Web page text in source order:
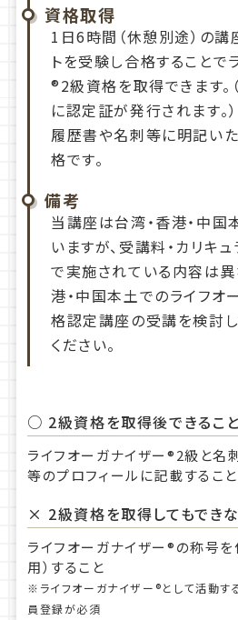
資格取得
1日6時間（休憩別途）の講
トを受験し合格することで
®2級資格を取得できます。
に認定証が発行されます。）
履歴書や名刺等に明記い
格です。
備考
当講座は台湾・香港・中国
いますが、受講料・カリキ
で実施されている内容は異
港・中国本土でのライフオ
格認定講座の受講を検討
ください。
○ 2級資格を取得後できること
ライフオーガナイザー®2級と名
等のプロフィールに記載すること
× 2級資格を取得してもでき
ライフオーガナイザー®の称号
用）すること
※ライフオーガナイザー®として活動す
員登録が必須